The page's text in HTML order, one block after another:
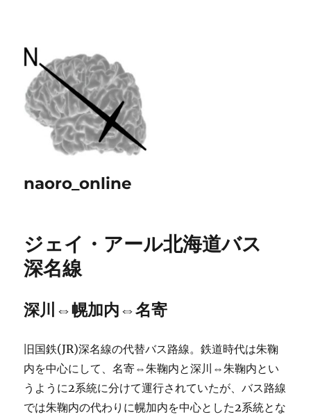
naoro_online
ジェイ・アール北海道バス
深名線
深川⇔幌加内⇔名寄
旧国鉄(JR)深名線の代替バス路線。鉄道時代は朱鞠
内を中心にして、名寄⇔朱鞠内と深川⇔朱鞠内とい
うように2系統に分けて運行されていたが、バス路線
では朱鞠内の代わりに幌加内を中心とした2系統とな